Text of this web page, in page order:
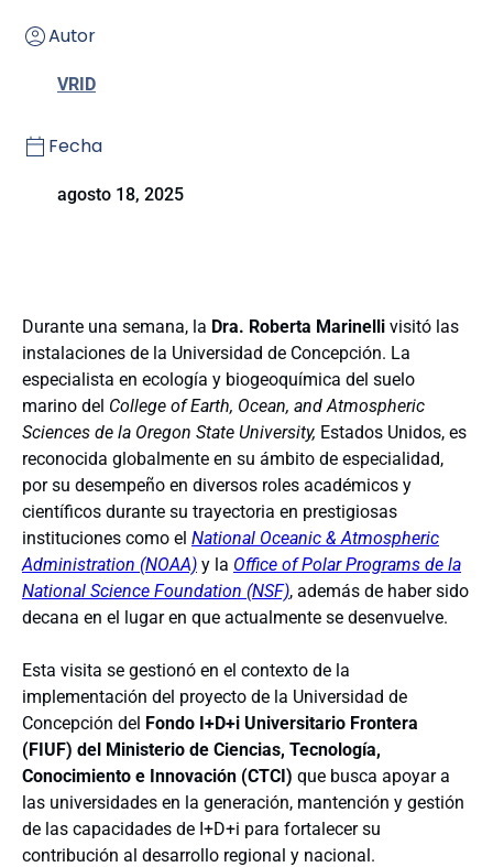
Autor
VRID
Fecha
agosto 18, 2025
Durante una semana, la Dra. Roberta Marinelli visitó las
instalaciones de la Universidad de Concepción. La
especialista en ecología y biogeoquímica del suelo
marino del College of Earth, Ocean, and Atmospheric
Sciences de la Oregon State University, Estados Unidos, es
reconocida globalmente en su ámbito de especialidad,
por su desempeño en diversos roles académicos y
científicos durante su trayectoria en prestigiosas
instituciones como el National Oceanic & Atmospheric
Administration (NOAA) y la Office of Polar Programs de la
National Science Foundation (NSF), además de haber sido
decana en el lugar en que actualmente se desenvuelve.
Esta visita se gestionó en el contexto de la
implementación del proyecto de la Universidad de
Concepción del Fondo I+D+i Universitario Frontera
(FIUF) del Ministerio de Ciencias, Tecnología,
Conocimiento e Innovación (CTCI) que busca apoyar a
las universidades en la generación, mantención y gestión
de las capacidades de I+D+i para fortalecer su
contribución al desarrollo regional y nacional.